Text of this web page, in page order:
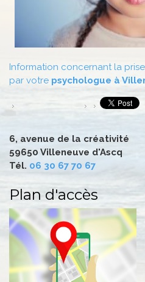
Information concernant la
par votre psychologue à
6, avenue de la créativité
59650 Villeneuve d'Ascq
Tél. 06 30 67 70 67
Plan d'accès